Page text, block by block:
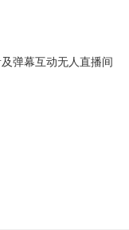
弹幕互动无人直播间